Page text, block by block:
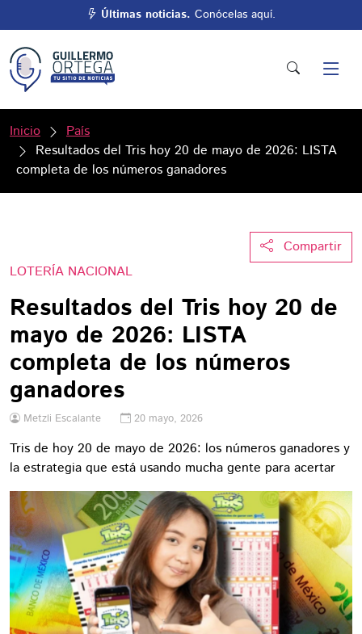
Últimas noticias. Conócelas aquí.
Inicio
País
Resultados del Tris hoy 20 de mayo de 2026: LISTA
completa de los números ganadores
Compartir
LOTERÍA NACIONAL
Resultados del Tris hoy 20 de
mayo de 2026: LISTA
completa de los números
ganadores
Metzli Escalante 20 mayo, 2026
Tris de hoy 20 de mayo de 2026: los números ganadores y
la estrategia que está usando mucha gente para acertar